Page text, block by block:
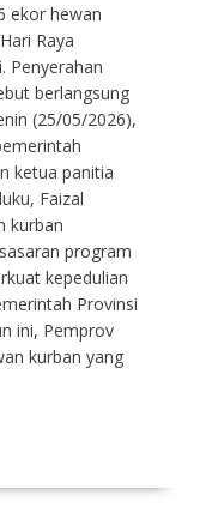
ekor hewan
Raya
Penyerahan
berlangsung
(25/05/2026),
ketua panitia
Faizal
kurban
program
kepedulian
Provinsi
ini, Pemprov
kurban yang